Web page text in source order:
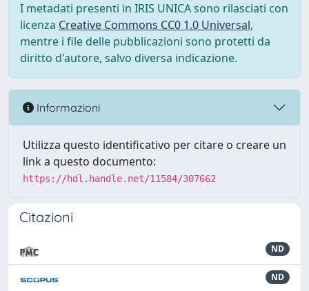
I metadati presenti in IRIS UNICA sono rilasciati con
licenza Creative Commons CC0 1.0 Universal,
mentre i file delle pubblicazioni sono protetti da
diritto d'autore, salvo diversa indicazione.
Informazioni
Utilizza questo identificativo per citare o creare un
link a questo documento:
https://hdl.handle.net/11584/307662
Citazioni
ND
ND